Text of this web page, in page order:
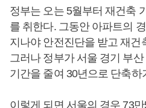
정부는 오는 5월부터 재건축
를 취한다. 그동안 아파트의
지나야 안전진단을 받고 재건
그러나 정부가 서울 경기 부산
기간을 줄여 30년으로 단축하
이렇게 되면 서울의 경우 73